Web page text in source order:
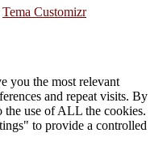
Tema Customizr
you the most relevant
and repeat visits. By
use of ALL the cookies.
to provide a controlled